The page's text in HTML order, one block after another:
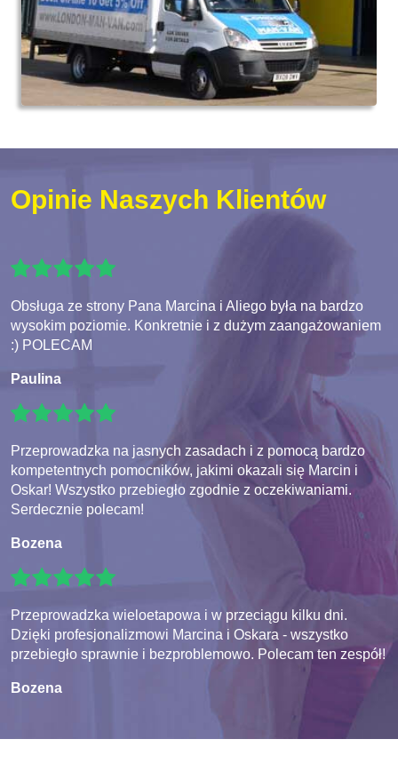
Opinie Naszych Klientów
Obsługa ze strony Pana Marcina i Aliego była na bardzo
wysokim poziomie. Konkretnie i z dużym zaangażowaniem
:) POLECAM
Paulina
Przeprowadzka na jasnych zasadach i z pomocą bardzo
kompetentnych pomocników, jakimi okazali się Marcin i
Oskar! Wszystko przebiegło zgodnie z oczekiwaniami.
Serdecznie polecam!
Bozena
Przeprowadzka wieloetapowa i w przeciągu kilku dni.
Dzięki profesjonalizmowi Marcina i Oskara - wszystko
przebiegło sprawnie i bezproblemowo. Polecam ten zespół!
Bozena